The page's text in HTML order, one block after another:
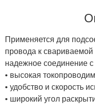
Применяется для
провода к свариваемой
надежное соединение
• высокая
• удобство и скорость
• широкий угол